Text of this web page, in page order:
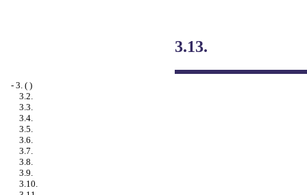
- 3. ( )
3.2.
3.3.
3.4.
3.5.
3.6.
3.7.
3.8.
3.9.
3.10.
3.13.